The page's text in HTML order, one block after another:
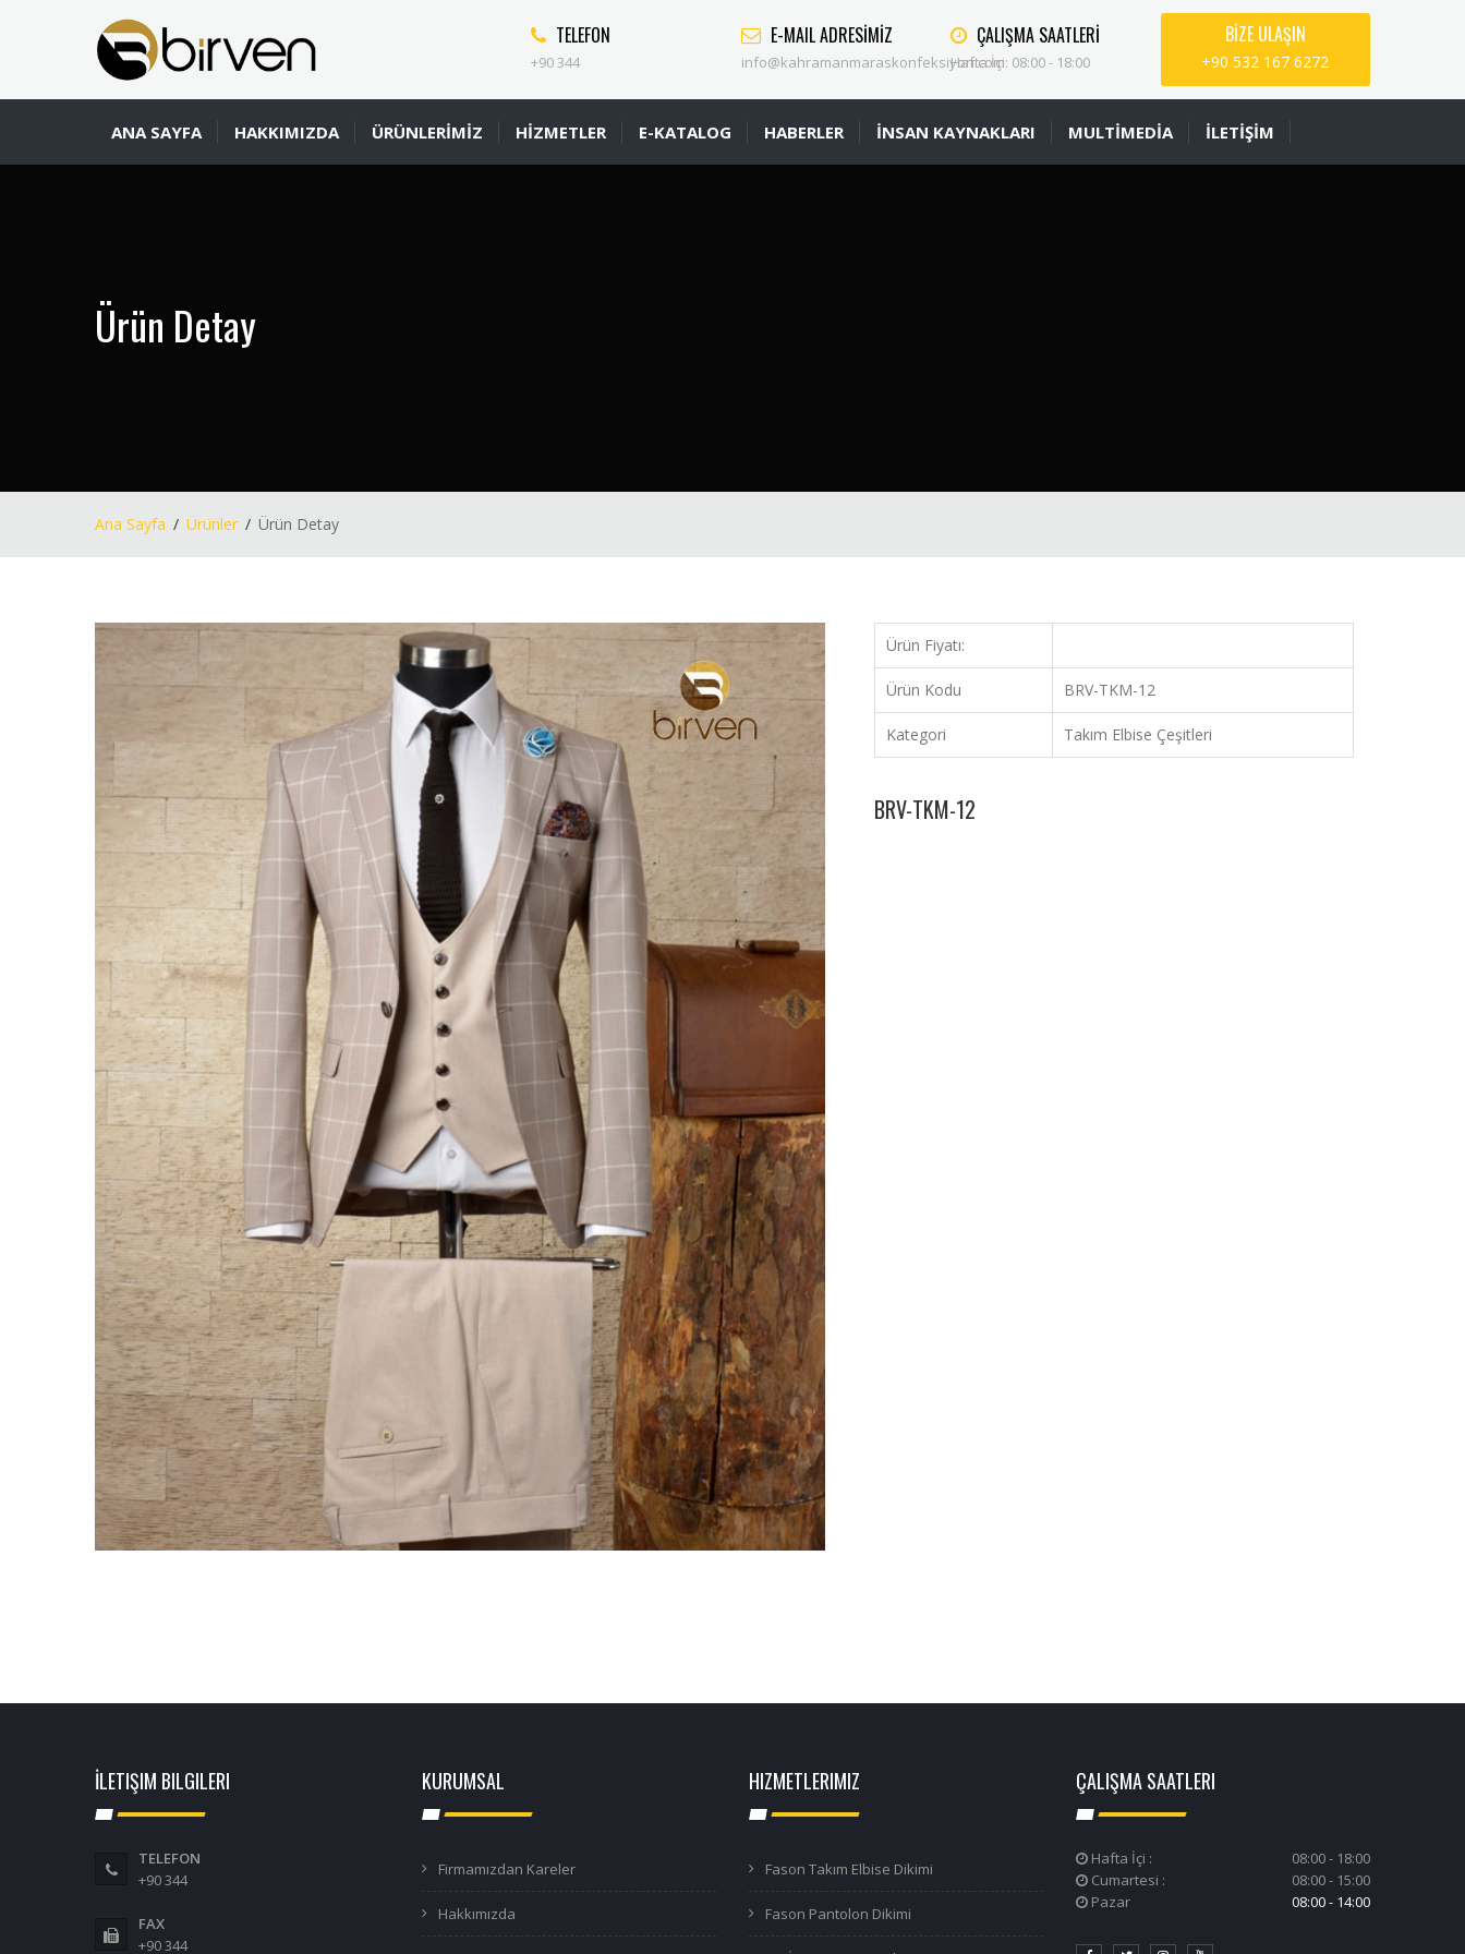
TELEFON
+90 344
E-MAIL ADRESİMİZ
info@kahramanmaraskonfeksiyon.com
ÇALIŞMA SAATLERİ
Hafta İçi: 08:00 - 18:00
BİZE ULAŞIN
+90 532 167 6272
ANA SAYFA HAKKIMIZDA ÜRÜNLERİMİZ HİZMETLER E-KATALOG HABERLER İNSAN KAYNAKLARI MULTİMEDİA İLETİŞİM
Ürün Detay
Ana Sayfa Ürünler Ürün Detay
Ürün Fiyatı:
Ürün Kodu BRV-TKM-12
Kategori Takım Elbise Çeşitleri
BRV-TKM-12
İLETIŞIM BILGILERI
TELEFON
+90 344
FAX
+90 344
KURUMSAL
Firmamızdan Kareler
Hakkımızda
HIZMETLERIMIZ
Fason Takım Elbise Dikimi
Fason Pantolon Dikimi
ÇALIŞMA SAATLERI
Hafta İçi :
08:00 - 18:00
Cumartesi :
08:00 - 15:00
Pazar
08:00 - 14:00